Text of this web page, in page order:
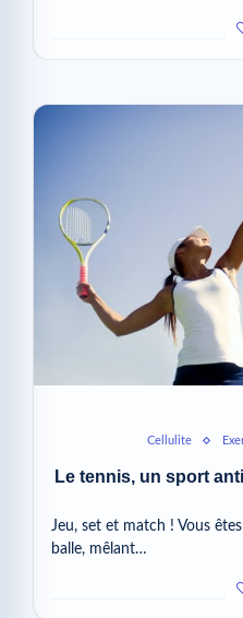
Cellulite
Le tennis, un sport
Jeu, set et match ! Vous
balle, mêlant…